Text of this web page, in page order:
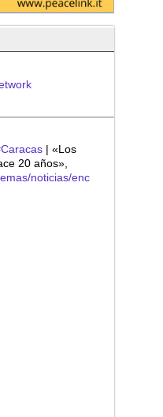
Caracas | «Los
20 años»,
noticias/enc